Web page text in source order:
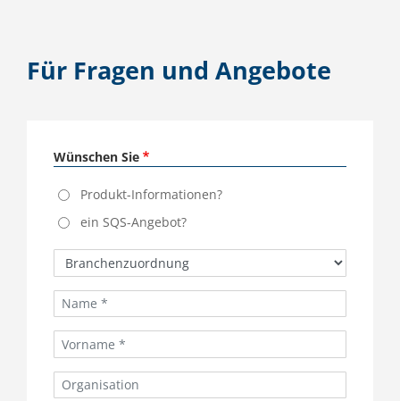
Für Fragen und Angebote
Wünschen Sie
Produkt-Informationen?
ein SQS-Angebot?